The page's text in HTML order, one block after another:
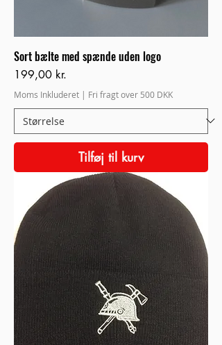
Sort bælte med spænde uden logo
Pris
199,00 kr.
Moms Inkluderet | Fri fragt over 500 DKK
Tilføj til kurv